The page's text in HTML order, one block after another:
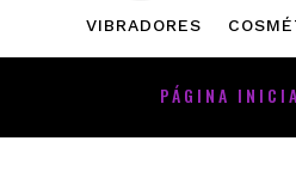
VIBRADORES
PÁGINA